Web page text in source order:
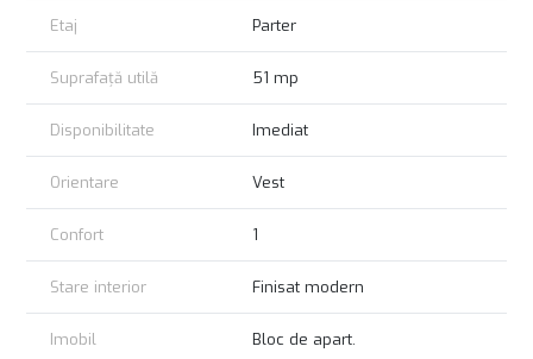
Etaj Parter
Suprafață utilă 51 mp
Disponibilitate Imediat
Orientare Vest
Confort 1
Stare interior Finisat modern
Imobil Bloc de apart.